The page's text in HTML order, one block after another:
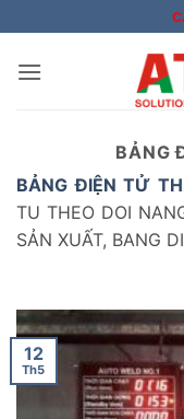
qua
nội
BẢNG
BẢNG ĐIỆN TỬ
TU THEO DOI
SẢN XUẤT, BANG
12
Th5